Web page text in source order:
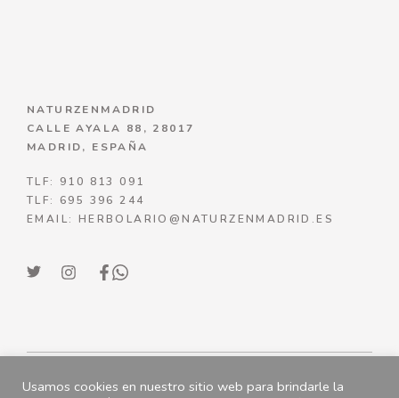
NATURZENMADRID
CALLE AYALA 88, 28017
MADRID, ESPAÑA
TLF: 910 813 091
TLF: 695 396 244
EMAIL: HERBOLARIO@NATURZENMADRID.ES
© NATURZENMADRID 2023
Usamos cookies en nuestro sitio web para brindarle la